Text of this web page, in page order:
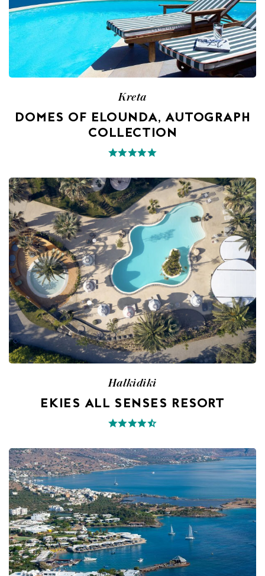
Kreta
DOMES OF ELOUNDA, AUTOGRAPH
COLLECTION
Halkidiki
EKIES ALL SENSES RESORT